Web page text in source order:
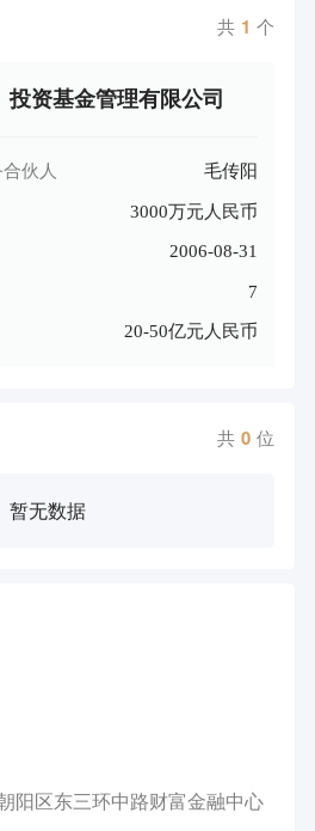
共 1 个
投资基金管理有限公司
伙人 毛传阳
3000万元人民币
2006-08-31
7
20-50亿元人民币
共 0 位
暂无数据
阳区东三环中路财富金融中心